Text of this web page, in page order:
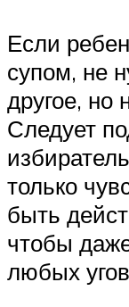
Если
супом, не
другое, но
Следует
только
быть
чтобы
любых